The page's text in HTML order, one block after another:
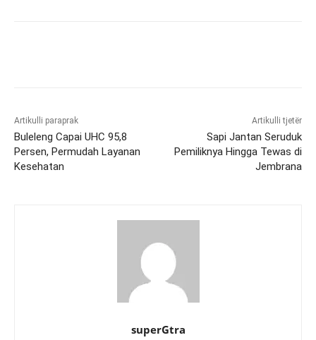
Artikulli paraprak
Buleleng Capai UHC 95,8
Persen, Permudah Layanan
Kesehatan
Artikulli tjetër
Sapi Jantan Seruduk
Pemiliknya Hingga Tewas di
Jembrana
superGtra